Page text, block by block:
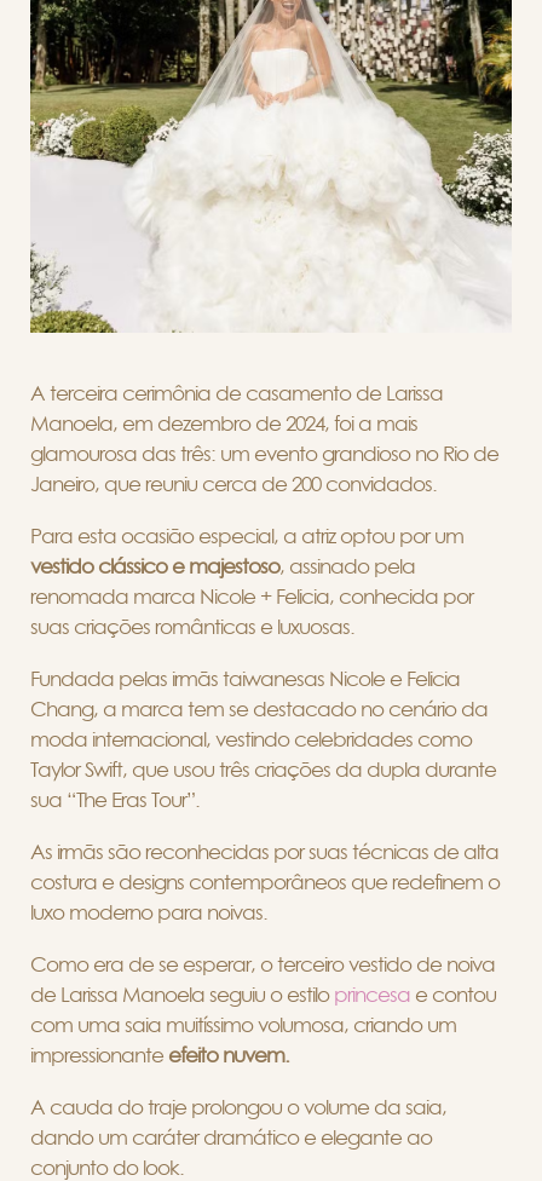
A terceira cerimônia de casamento de Larissa
Manoela, em dezembro de 2024, foi a mais
glamourosa das três: um evento grandioso no Rio de
Janeiro, que reuniu cerca de 200 convidados.
Para esta ocasião especial, a atriz optou por um
vestido clássico e majestoso, assinado pela
renomada marca Nicole + Felicia, conhecida por
suas criações românticas e luxuosas.
Fundada pelas irmãs taiwanesas Nicole e Felicia
Chang, a marca tem se destacado no cenário da
moda internacional, vestindo celebridades como
Taylor Swift, que usou três criações da dupla durante
sua “The Eras Tour”.
As irmãs são reconhecidas por suas técnicas de alta
costura e designs contemporâneos que redefinem o
luxo moderno para noivas.
Como era de se esperar, o terceiro vestido de noiva
de Larissa Manoela seguiu o estilo princesa e contou
com uma saia muitíssimo volumosa, criando um
impressionante efeito nuvem.
A cauda do traje prolongou o volume da saia,
dando um caráter dramático e elegante ao
conjunto do look.